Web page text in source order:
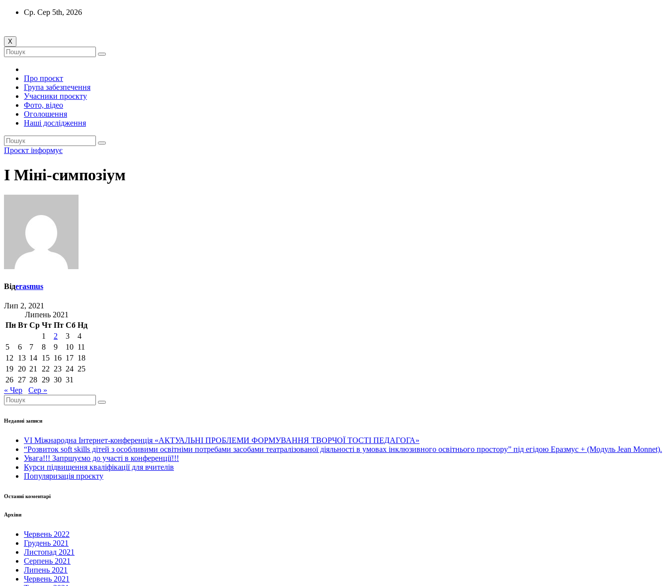
ПерейтиСр. Сер 5th, 2026
X
Про проєкт
Група забезпечення
Учасники проєкту
Фото, відео
Оголошення
Наші дослідження
Проєкт інформує
I Міні-симпозіум
Відerasmus
Лип 2, 2021
Липень 2021
Пн Вт Ср Чт Пт Сб Нд
1
2 3
4
5
6 7 8 9 10 11
12
13 14 15 16 17 18
19 20 21 22 23 24 25
26 27 28 29 30 31
« Чер
Сер »
Недавні записи
VІ Міжнародна Інтернет-конференція «АКТУАЛЬНІ ПРОБЛЕМИ ФОРМУВАННЯ ТВОРЧОЇ ТОСТІ ПЕДАГОГА»
“Розвиток soft skills дітей з особливими освітніми потребами засобами театралізованої діяльності в умовах інклюзивного освітнього простору” під егідою Еразмус + (Модуль Jean Monnet).
Увага!!! Запршуємо до участі в конференції!!!
Курси підвищення кваліфікації для вчителів
Популяризація проєкту
Останні коментарі
Архіви
Червень 2022
Грудень 2021
Листопад 2021
Серпень 2021
Липень 2021
Червень 2021